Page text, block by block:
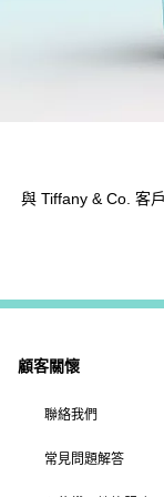
與 Tiffany & Co. 客
顧客關懷
聯絡我們
常見問題解答